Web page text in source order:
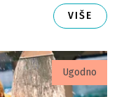
VIŠE
Ugodno